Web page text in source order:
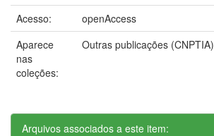
Acesso:
openAccess
Aparece
nas
coleções:
Outras publicações (CNPTIA)
Arquivos associados a este item: